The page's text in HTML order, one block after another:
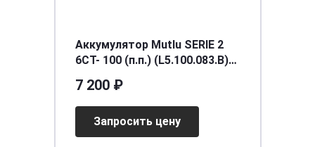
Аккумулятор Mutlu SERIE 2
6CT- 100 (п.п.) (L5.100.083.B)
7 200 ₽
Запросить цену